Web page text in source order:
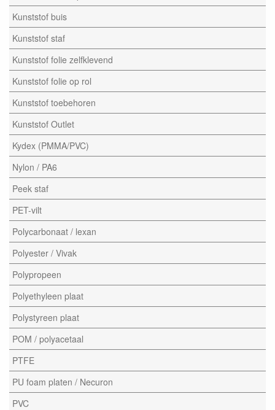
Kunststof buis
Kunststof staf
Kunststof folie zelfklevend
Kunststof folie op rol
Kunststof toebehoren
Kunststof Outlet
Kydex (PMMA/PVC)
Nylon / PA6
Peek staf
PET-vilt
Polycarbonaat / lexan
Polyester / Vivak
Polypropeen
Polyethyleen plaat
Polystyreen plaat
POM / polyacetaal
PTFE
PU foam platen / Necuron
PVC